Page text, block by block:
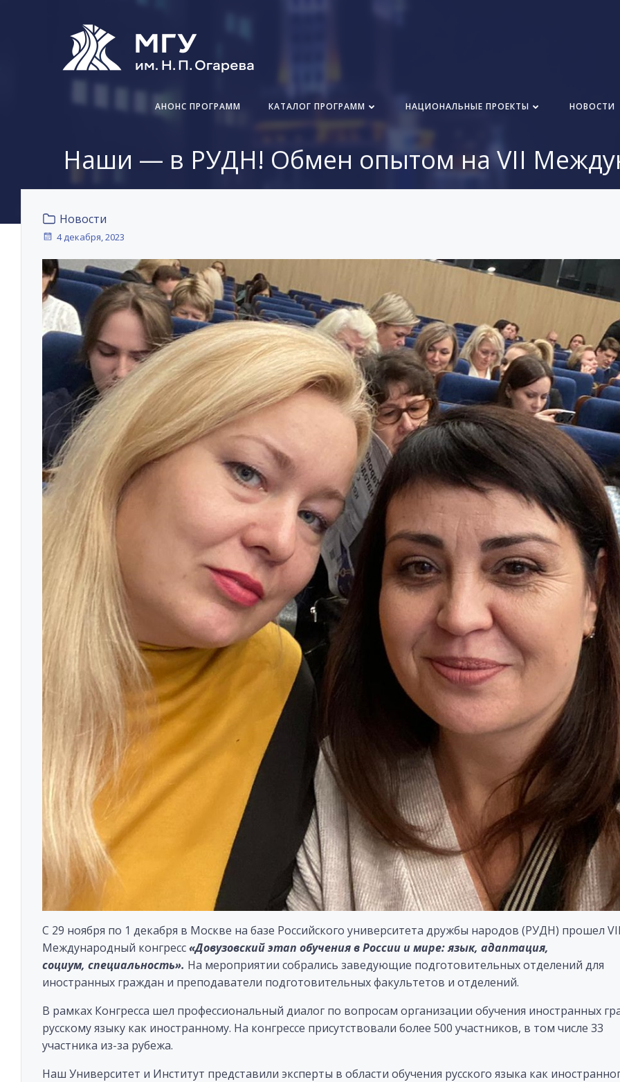
содержимому
АНОНС ПРОГРАММ КАТАЛОГ ПРОГРАММ НАЦИОНАЛЬНЫЕ ПРОЕКТЫ НОВОСТИ
Наши — в РУДН! Обмен опытом на VII
Новости
4 декабря, 2023
С 29 ноября по 1 декабря в Москве на базе Российского университета дружбы народов (РУДН) прошел
Международный конгресс«Довузовский этап обучения в России и мире: язык, адаптация,
социум, специальность». На мероприятии собрались заведующие подготовительных отделений для
иностранных граждан и преподаватели подготовительных факультетов и отделений.
В рамках Конгресса шел профессиональный диалог по вопросам организации обучения иностранных
русскому языку как иностранному. На конгрессе присутствовали более 500 участников, в том числе 33
участника из-за рубежа.
Наш Университет и Институт представили эксперты в области обучения русского языка как